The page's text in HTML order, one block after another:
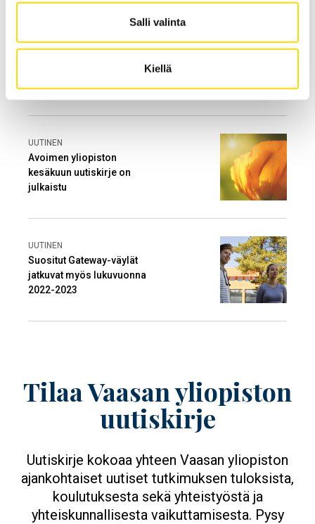
Salli valinta
Kiellä
UUTINEN
UUTINEN
Avoimen yliopiston
kesäkuun uutiskirje on
julkaistu
UUTINEN
Suositut Gateway-väylät
jatkuvat myös lukuvuonna
2022-2023
Tilaa Vaasan yliopiston
uutiskirje
Uutiskirje kokoaa yhteen Vaasan yliopiston
ajankohtaiset uutiset tutkimuksen tuloksista,
koulutuksesta sekä yhteistyöstä ja
yhteiskunnallisesta vaikuttamisesta. Pysy